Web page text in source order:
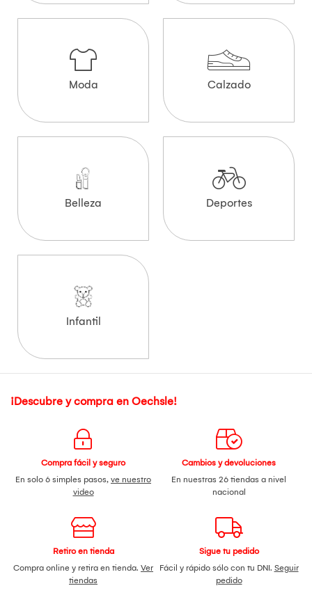
Moda Calzado
Belleza Deportes
Infantil
¡Descubre y compra en Oechsle!
Compra fácil y seguro
En solo 6 simples pasos, ve nuestro
video
Cambios y devoluciones
En nuestras 26 tiendas a nivel
nacional
Retiro en tienda
Compra online y retira en tienda. Ver
tiendas
Sigue tu pedido
Fácil y rápido sólo con tu DNI. Seguir
pedido